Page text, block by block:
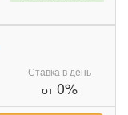
Ставка в день
от0%